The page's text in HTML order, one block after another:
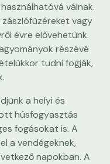
válnak.
vagy
évre elővehetünk.
részévé
tudni fogják,
a helyi és
húsfogyasztás
fogásokat is. A
a vendégeknek,
napokban. A